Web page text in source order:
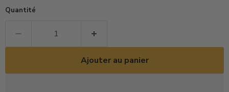
Quantité
Ajouter au panier